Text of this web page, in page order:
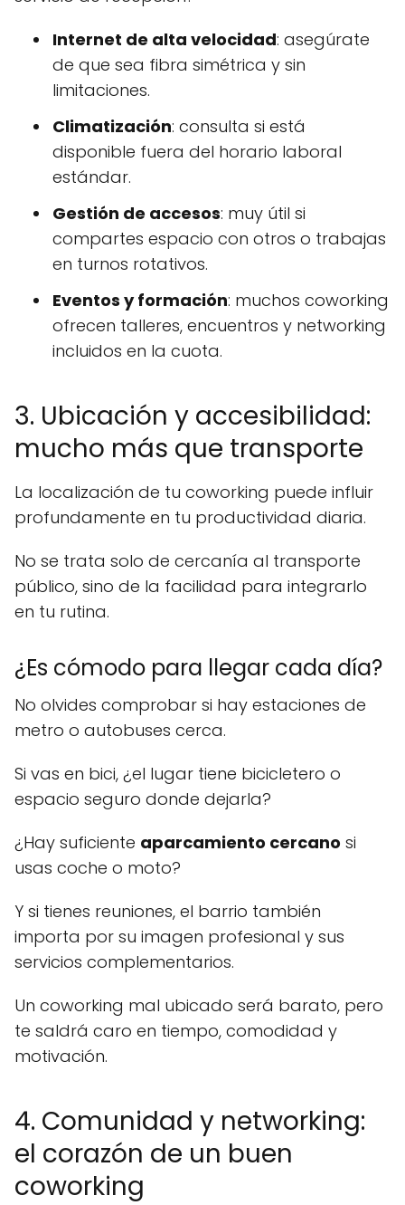
Internet de alta velocidad: asegúrate
de que sea fibra simétrica y sin
limitaciones.
Climatización: consulta si está
disponible fuera del horario laboral
estándar.
Gestión de accesos: muy útil si
compartes espacio con otros o trabajas
en turnos rotativos.
Eventos y formación: muchos coworking
ofrecen talleres, encuentros y networking
incluidos en la cuota.
3. Ubicación y accesibilidad:
mucho más que transporte
La localización de tu coworking puede influir
profundamente en tu productividad diaria.
No se trata solo de cercanía al transporte
público, sino de la facilidad para integrarlo
en tu rutina.
¿Es cómodo para llegar cada día?
No olvides comprobar si hay estaciones de
metro o autobuses cerca.
Si vas en bici, ¿el lugar tiene bicicletero o
espacio seguro donde dejarla?
¿Hay suficiente aparcamiento cercano si
usas coche o moto?
Y si tienes reuniones, el barrio también
importa por su imagen profesional y sus
servicios complementarios.
Un coworking mal ubicado será barato, pero
te saldrá caro en tiempo, comodidad y
motivación.
4. Comunidad y networking:
el corazón de un buen
coworking